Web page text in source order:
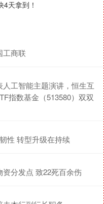
4天拿到！
工商联
工智能主题演讲，恒生互
指数基金（513580）双双
性 转型升级在持续
分发点 致22死百余伤